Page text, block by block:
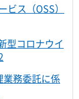
ス（OSS）
型コロナウイ
務委託に係